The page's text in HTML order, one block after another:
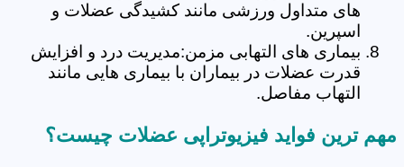
های متداول ورزشی مانند کشیدگی عضلات و
اسپرین.
بیماری های التهابی مزمن:مدیریت درد و افزایش
قدرت عضلات در بیماران با بیماری هایی مانند
التهاب مفاصل.
مهم ترین فواید فیزیوتراپی عضلات چیست؟